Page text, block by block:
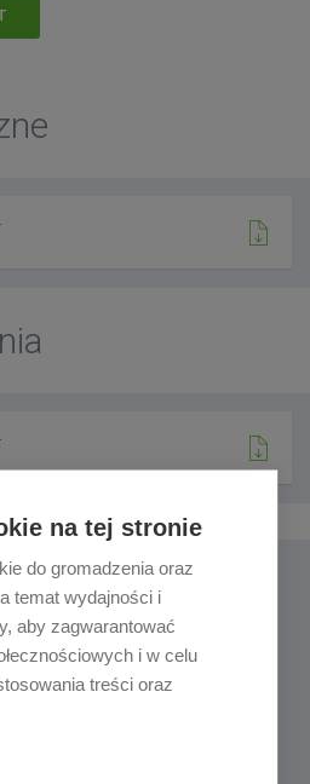
na tej stronie
do gromadzenia oraz
temat wydajności i
aby zagwarantować
i w celu
treści oraz
produkty